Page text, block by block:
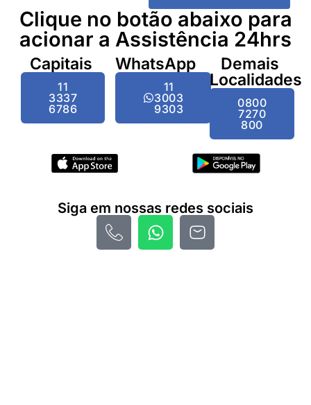
Clique no botão abaixo para
acionar a Assistência 24hrs
Capitais
11
3337
6786
WhatsApp
11
3003
9303
Demais
Localidades
0800
7270
800
Siga em nossas redes sociais